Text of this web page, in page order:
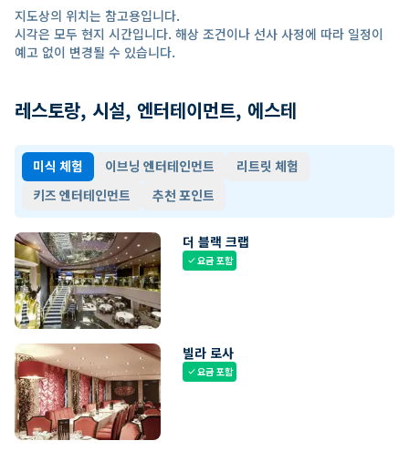
지도상의 위치는 참고용입니다.
시각은 모두 현지 시간입니다. 해상 조건이나 선사 사정에 따라 일정이
예고 없이 변경될 수 있습니다.
레스토랑, 시설, 엔터테이먼트, 에스테
미식 체험 이브닝 엔터테인먼트
리트릿 체험
키즈 엔터테인먼트
추천 포인트
더 블랙 크랩
check요금 포함
빌라 로사
check요금 포함